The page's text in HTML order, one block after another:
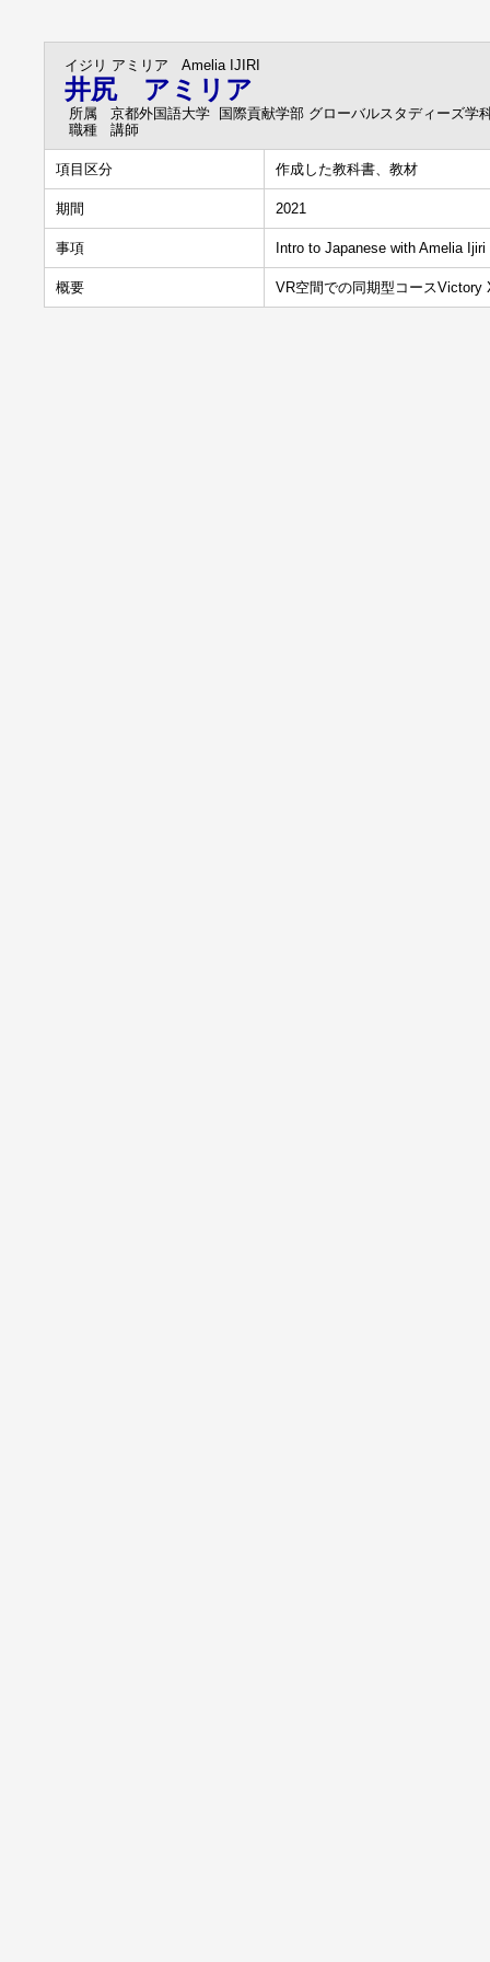
イジリ アミリア Amelia IJIRI
井尻 アミリア
所属
京都外国語大学 国際貢献学部 グローバルスタディーズ学
職種
講師
項目区分 作成した教科書、教材
期間 2021
事項 Intro to Japanese with Amelia
概要 VR空間での同期型コース